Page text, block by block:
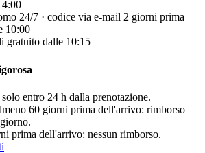
24/7 · codice via e-mail 2 giorni prima
10:00
gratuito dalle 10:15
entro 24 h dalla prenotazione.
60 giorni prima dell'arrivo: rimborso
prima dell'arrivo: nessun rimborso.